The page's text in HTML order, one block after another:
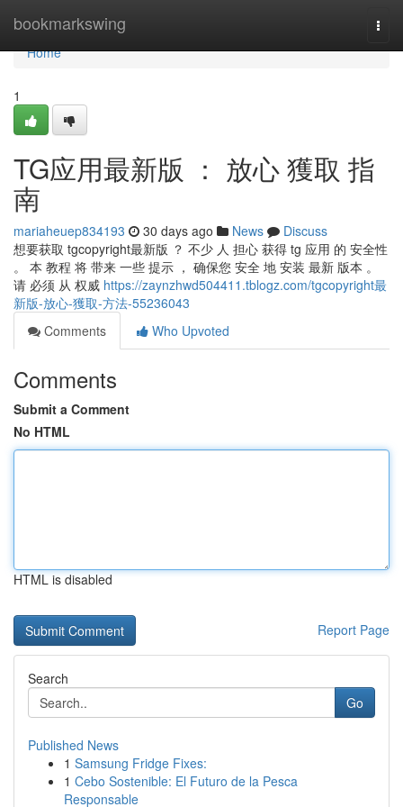
bookmarkswing
Home
Home
1
TG应用最新版 ： 放心 獲取 指
南
mariaheuep834193 30 days ago News
Discuss
想要获取 tgcopyright最新版 ？ 不少 人 担心 获得 tg 应用 的 安全性
。 本 教程 将 带来 一些 提示 ， 确保您 安全 地 安装 最新 版本 。
请 必须 从 权威 https://zaynzhwd504411.tblogz.com/tgcopyright最
新版-放心-獲取-方法-55236043
Comments
Who Upvoted
Comments
Submit a Comment
No HTML
HTML is disabled
Report Page
Search
Go
Published News
1 Samsung Fridge Fixes:
1 Cebo Sostenible: El Futuro de la Pesca
Responsable